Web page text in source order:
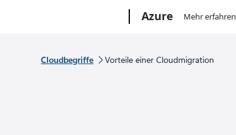
Azure Mehr erfahren
Cloudbegriffe Vorteile einer Cloudmigration